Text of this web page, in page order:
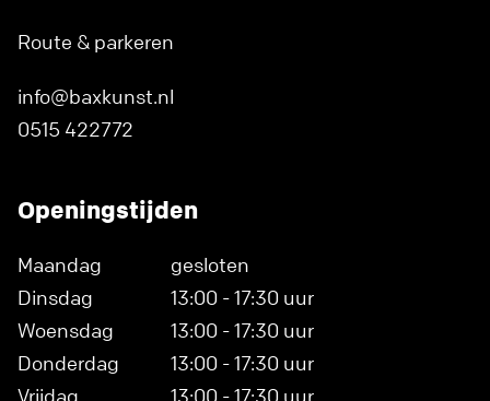
Route & parkeren
info@baxkunst.nl
0515 422772
Openingstijden
Maandag
gesloten
Dinsdag
13:00 - 17:30 uur
Woensdag
13:00 - 17:30 uur
Donderdag
13:00 - 17:30 uur
Vrijdag
13:00 - 17:30 uur